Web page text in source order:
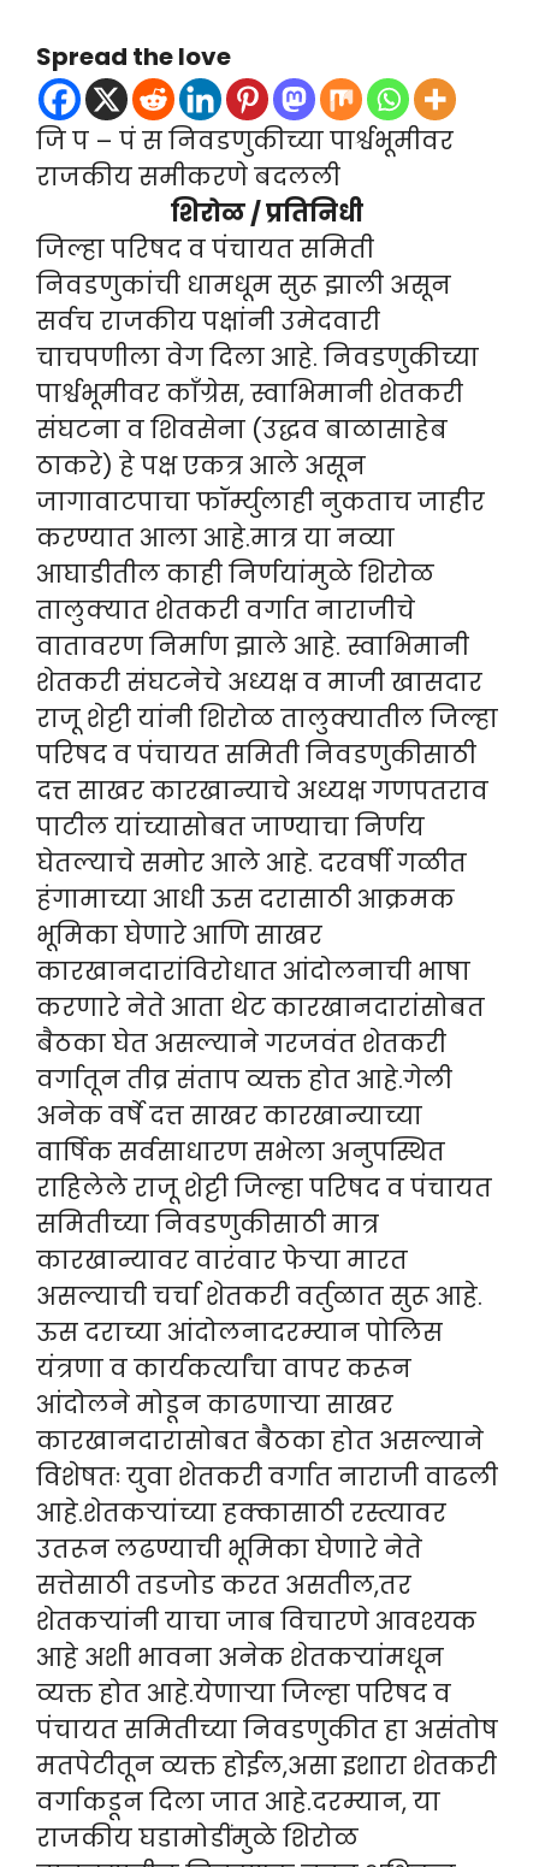
Spread the love
जि प – पं स निवडणुकीच्या पार्श्वभूमीवर
राजकीय समीकरणे बदलली
शिरोळ / प्रतिनिधी
जिल्हा परिषद व पंचायत समिती
निवडणुकांची धामधूम सुरू झाली असून
सर्वच राजकीय पक्षांनी उमेदवारी
चाचपणीला वेग दिला आहे. निवडणुकीच्या
पार्श्वभूमीवर काँग्रेस, स्वाभिमानी शेतकरी
संघटना व शिवसेना (उद्धव बाळासाहेब
ठाकरे) हे पक्ष एकत्र आले असून
जागावाटपाचा फॉर्म्युलाही नुकताच जाहीर
करण्यात आला आहे.मात्र या नव्या
आघाडीतील काही निर्णयांमुळे शिरोळ
तालुक्यात शेतकरी वर्गात नाराजीचे
वातावरण निर्माण झाले आहे. स्वाभिमानी
शेतकरी संघटनेचे अध्यक्ष व माजी खासदार
राजू शेट्टी यांनी शिरोळ तालुक्यातील जिल्हा
परिषद व पंचायत समिती निवडणुकीसाठी
दत्त साखर कारखान्याचे अध्यक्ष गणपतराव
पाटील यांच्यासोबत जाण्याचा निर्णय
घेतल्याचे समोर आले आहे. दरवर्षी गळीत
हंगामाच्या आधी ऊस दरासाठी आक्रमक
भूमिका घेणारे आणि साखर
कारखानदारांविरोधात आंदोलनाची भाषा
करणारे नेते आता थेट कारखानदारांसोबत
बैठका घेत असल्याने गरजवंत शेतकरी
वर्गातून तीव्र संताप व्यक्त होत आहे.गेली
अनेक वर्षे दत्त साखर कारखान्याच्या
वार्षिक सर्वसाधारण सभेला अनुपस्थित
राहिलेले राजू शेट्टी जिल्हा परिषद व पंचायत
समितीच्या निवडणुकीसाठी मात्र
कारखान्यावर वारंवार फेऱ्या मारत
असल्याची चर्चा शेतकरी वर्तुळात सुरू आहे.
ऊस दराच्या आंदोलनादरम्यान पोलिस
यंत्रणा व कार्यकर्त्यांचा वापर करून
आंदोलने मोडून काढणाऱ्या साखर
कारखानदारासोबत बैठका होत असल्याने
विशेषतः युवा शेतकरी वर्गात नाराजी वाढली
आहे.शेतकऱ्यांच्या हक्कासाठी रस्त्यावर
उतरून लढण्याची भूमिका घेणारे नेते
सत्तेसाठी तडजोड करत असतील,तर
शेतकऱ्यांनी याचा जाब विचारणे आवश्यक
आहे अशी भावना अनेक शेतकऱ्यांमधून
व्यक्त होत आहे.येणाऱ्या जिल्हा परिषद व
पंचायत समितीच्या निवडणुकीत हा असंतोष
मतपेटीतून व्यक्त होईल,असा इशारा शेतकरी
वर्गाकडून दिला जात आहे.दरम्यान, या
राजकीय घडामोडींमुळे शिरोळ